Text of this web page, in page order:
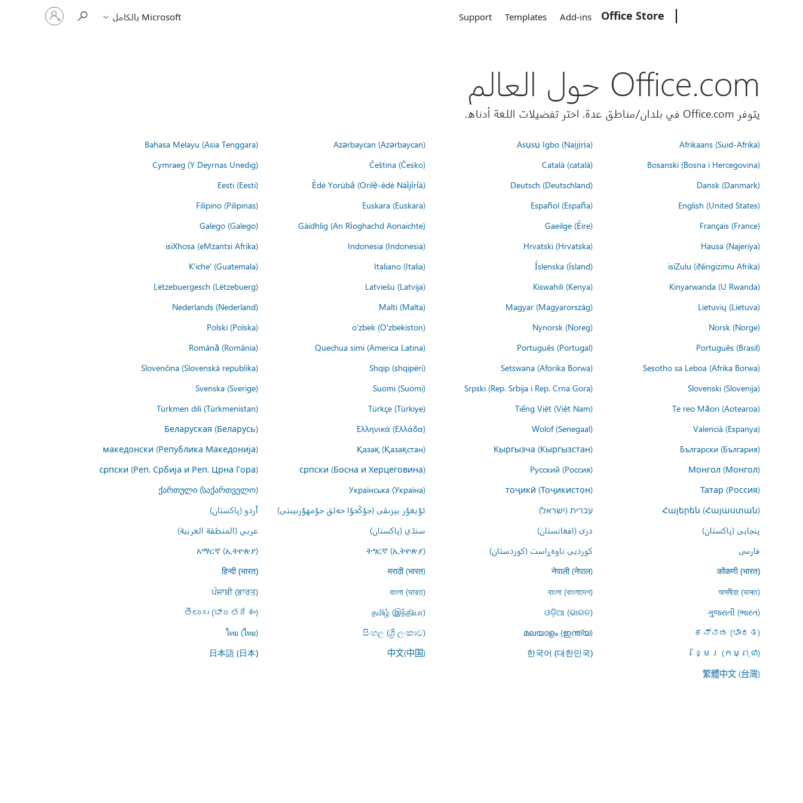
Office Store
Add-ins
Templates
Support Microsoft بالكامل
تسجيل
الدخول
إلى
Office.com حول العالم
يتوفر Office.com في بلدان/مناطق عدة. اختر تفضيلات اللغة أدناه.
Afrikaans (Suid-Afrika)
Asụsụ Igbo (Naịjịrịa)
Azərbaycan (Azərbaycan)
Bahasa Melayu (Asia Tenggara)
Bosanski (Bosna i Hercegovina)
Català (català)
Čeština (Česko)
Cymraeg (Y Deyrnas Unedig)
Dansk (Danmark)
Deutsch (Deutschland)
Èdè Yorùbá (Orilẹ̀-èdè Nàìjíríà)
Eesti (Eesti)
English (United States)
Español (España)
Euskara (Euskara)
Filipino (Pilipinas)
Français (France)
Gaeilge (Éire)
Gàidhlig (An Rìoghachd Aonaichte)
Galego (Galego)
Hausa (Najeriya)
Hrvatski (Hrvatska)
Indonesia (Indonesia)
isiXhosa (eMzantsi Afrika)
isiZulu (iNingizimu Afrika)
Íslenska (ísland)
Italiano (Italia)
K'iche' (Guatemala)
Kinyarwanda (U Rwanda)
Kiswahili (Kenya)
Latviešu (Latvija)
Lëtzebuergesch (Lëtzebuerg)
Lietuvių (Lietuva)
Magyar (Magyarország)
Malti (Malta)
Nederlands (Nederland)
Norsk (Norge)
Nynorsk (Noreg)
o'zbek (O'zbekiston)
Polski (Polska)
Português (Brasil)
Português (Portugal)
Quechua simi (America Latina)
Română (România)
Sesotho sa Leboa (Afrika Borwa)
Setswana (Aforika Borwa)
Shqip (shqipëri)
Slovenčina (Slovenská republika)
Slovenski (Slovenija)
Srpski (Rep. Srbija i Rep. Crna Gora)
Suomi (Suomi)
Svenska (Sverige)
Te reo Māori (Aotearoa)
Tiếng Việt (Việt Nam)
Türkçe (Türkiye)
Türkmen dili (Türkmenistan)
Valencià (Espanya)
Wolof (Senegaal)
Ελληνικά (Ελλάδα)
Беларуская (Беларусь)
Български (България)
Кыргызча (Кыргызстан)
Қазақ (Қазақстан)
македонски (Република Македонија)
Монгол (Монгол)
Русский (Россия)
српски (Босна и Херцеговина)
српски (Реп. Србија и Реп. Црна Гора)
Татар (Россия)
тоҷикӣ (Тоҷикистон)
Українська (Україна)
ქართული (საქართველო)
Հայերեն (Հայաստան)
עברית (ישראל) ئۇيغۇر يېزىقى (جۇڭخۇا خەلق جۇمھۇرىيىتى)
اُردو (پاکستان)
پنجابی (پاکستان)
درى (افغانستان) سنڌي (پاکستان)
عربي (المنطقة العربية)
فارسى
کوردیی ناوەڕاست (کوردستان) ትግርኛ (ኢትዮጵያ)
አማርኛ (ኢትዮጵያ)
कोंकणी (भारत)
नेपाली (नेपाल)
मराठी (भारत)
हिन्दी (भारत)
অসমীয়া (ভাৰত)
বাংলা (বাংলাদেশ)
বাংলা (ভারত)
ਪੰਜਾਬੀ (ਭਾਰਤ)
ગુજરાતી (ભારત)
ଓଡ଼ିଆ (ଭାରତ)
தமிழ் (இந்தியா)
తెలుగు (భారతదేశం)
ಕನ್ನಡ (ಭಾರತ)
മലയാളം (ഇന്ത്യ)
සිංහල (ශ්‍රී ලංකාව)
ไทย (ไทย)
ខ្មែរ (កម្ពុជា)
한국어 (대한민국)
中文(中国)
日本語 (日本)
繁體中文 (台灣)